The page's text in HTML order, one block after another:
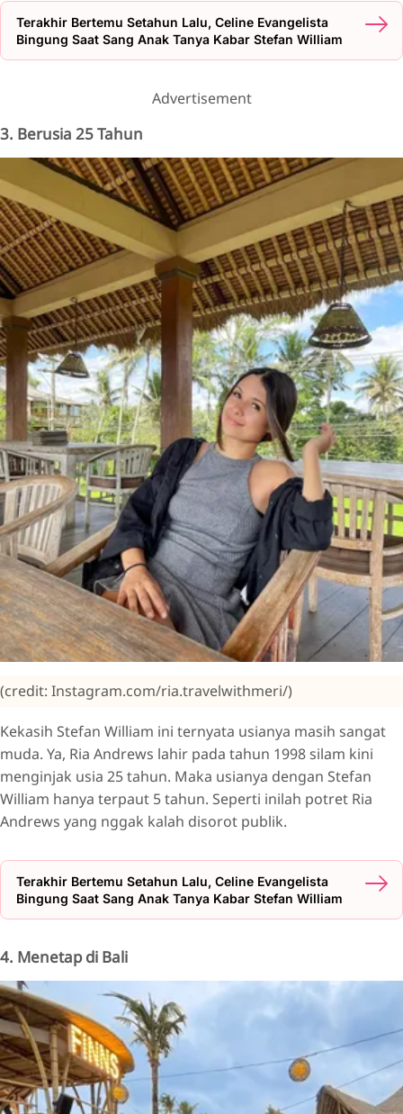
Terakhir Bertemu Setahun Lalu, Celine Evangelista
Bingung Saat Sang Anak Tanya Kabar Stefan William
Advertisement
3. Berusia 25 Tahun
(credit: Instagram.com/ria.travelwithmeri/)
Kekasih Stefan William ini ternyata usianya masih sangat
muda. Ya, Ria Andrews lahir pada tahun 1998 silam kini
menginjak usia 25 tahun. Maka usianya dengan Stefan
William hanya terpaut 5 tahun. Seperti inilah potret Ria
Andrews yang nggak kalah disorot publik.
Terakhir Bertemu Setahun Lalu, Celine Evangelista
Bingung Saat Sang Anak Tanya Kabar Stefan William
4. Menetap di Bali